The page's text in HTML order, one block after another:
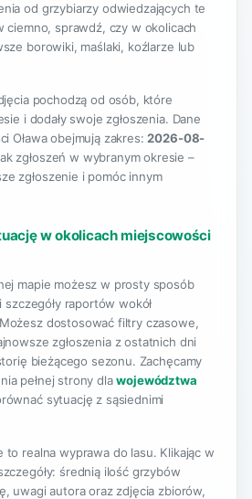
od grzybiarzy odwiedzających te
ciemno, sprawdź, czy w okolicach
borowiki, maślaki, koźlarze lub
pochodzą od osób, które
i dodały swoje zgłoszenia. Dane
Oława obejmują zakres: 2026-08-
zgłoszeń w wybranym okresie –
zgłoszenie i pomóc innym
w okolicach miejscowości
mapie możesz w prosty sposób
raportów wokół
dostosować filtry czasowe,
zgłoszenia z ostatnich dni
bieżącego sezonu. Zachęcamy
pełnej strony dlawojewództwa
sytuację z sąsiednimi
to realna wyprawa do lasu. Klikając w
średnią ilość grzybów
uwagi autora oraz zdjęcia zbiorów,